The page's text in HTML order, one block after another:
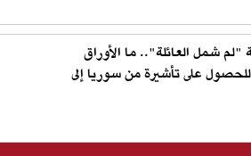
"لم شمل العائلة".. ما الأوراق
للحصول على تأشيرة من سوريا إلى